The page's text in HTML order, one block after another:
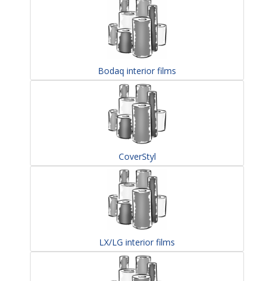
Bodaq interior films
CoverStyl
LX/LG interior films